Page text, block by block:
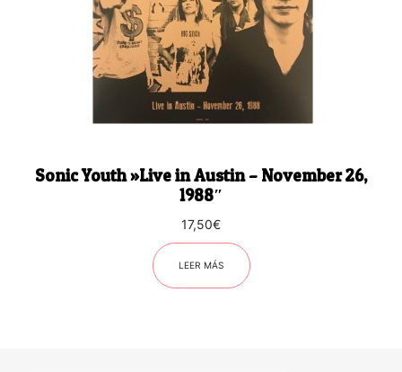
Sonic Youth ‎»Live in Austin – November 26,
1988″
17,50€
LEER MÁS